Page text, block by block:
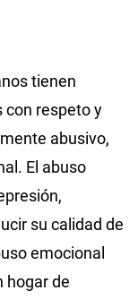
tienen
con respeto y
abusivo,
El abuso
su calidad de
emocional
hogar de